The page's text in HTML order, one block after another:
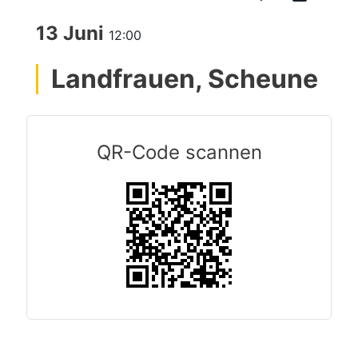
13 Juni 12:00
Landfrauen, Scheune
QR-Code scannen